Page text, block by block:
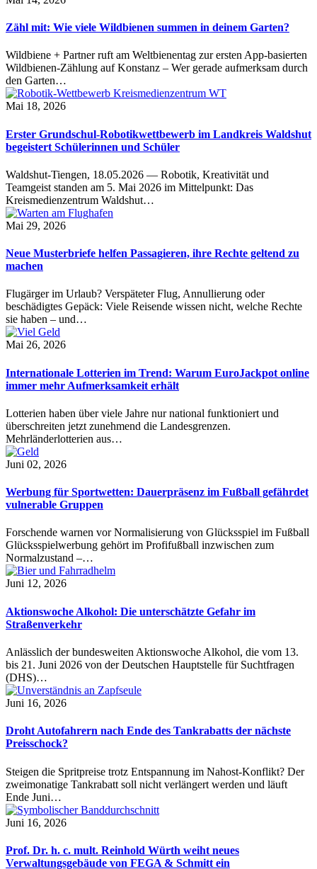
Zähl mit: Wie viele Wildbienen summen in deinem Garten?
Wildbiene + Partner ruft am Weltbienentag zur ersten App-basierten
Wildbienen-Zählung auf Konstanz – Wer gerade aufmerksam durch
den Garten…
Mai 18, 2026
Erster Grundschul-Robotikwettbewerb im Landkreis Waldshut
begeistert Schülerinnen und Schüler
Waldshut-Tiengen, 18.05.2026 — Robotik, Kreativität und
Teamgeist standen am 5. Mai 2026 im Mittelpunkt: Das
Kreismedienzentrum Waldshut…
Mai 29, 2026
Neue Musterbriefe helfen Passagieren, ihre Rechte geltend zu
machen
Flugärger im Urlaub? Verspäteter Flug, Annullierung oder
beschädigtes Gepäck: Viele Reisende wissen nicht, welche Rechte
sie haben – und…
Mai 26, 2026
Internationale Lotterien im Trend: Warum EuroJackpot online
immer mehr Aufmerksamkeit erhält
Lotterien haben über viele Jahre nur national funktioniert und
überschreiten jetzt zunehmend die Landesgrenzen.
Mehrländerlotterien aus…
Juni 02, 2026
Werbung für Sportwetten: Dauerpräsenz im Fußball gefährdet
vulnerable Gruppen
Forschende warnen vor Normalisierung von Glücksspiel im Fußball
Glücksspielwerbung gehört im Profifußball inzwischen zum
Normalzustand –…
Juni 12, 2026
Aktionswoche Alkohol: Die unterschätzte Gefahr im
Straßenverkehr
Anlässlich der bundesweiten Aktionswoche Alkohol, die vom 13.
bis 21. Juni 2026 von der Deutschen Hauptstelle für Suchtfragen
(DHS)…
Juni 16, 2026
Droht Autofahrern nach Ende des Tankrabatts der nächste
Preisschock?
Steigen die Spritpreise trotz Entspannung im Nahost-Konflikt? Der
zweimonatige Tankrabatt soll nicht verlängert werden und läuft
Ende Juni…
Juni 16, 2026
Prof. Dr. h. c. mult. Reinhold Würth weiht neues
Verwaltungsgebäude von FEGA & Schmitt ein